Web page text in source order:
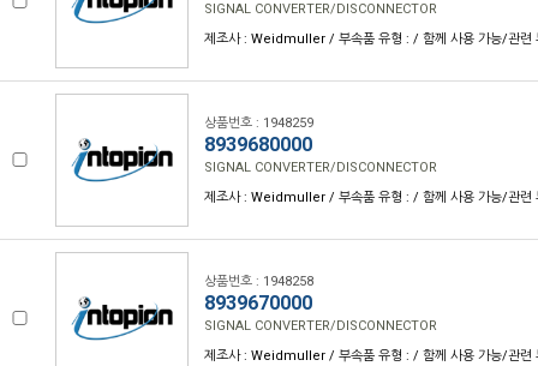
SIGNAL CONVERTER/DISCONNECTOR
제조사 : Weidmuller / 부속품 유형 : / 함께 사용 가능/관련
상품번호 : 1948259
8939680000
SIGNAL CONVERTER/DISCONNECTOR
제조사 : Weidmuller / 부속품 유형 : / 함께 사용 가능/관련
상품번호 : 1948258
8939670000
SIGNAL CONVERTER/DISCONNECTOR
제조사 : Weidmuller / 부속품 유형 : / 함께 사용 가능/관련